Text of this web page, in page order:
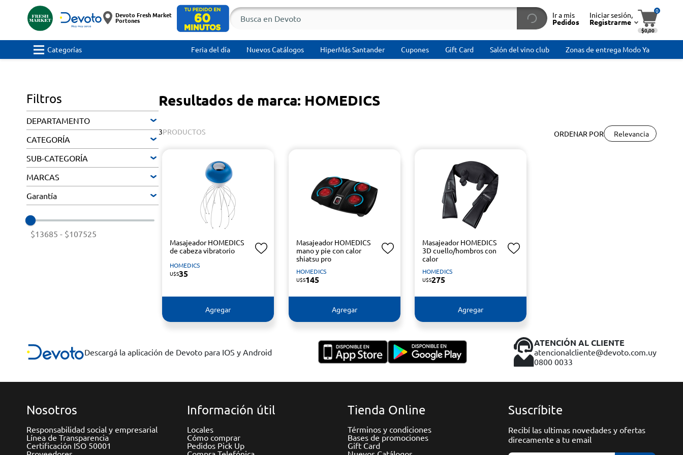
Devoto Fresh Market
Portones
Ir a mis
Pedidos
Iniciar sesión,
Registrarme
0
$0,00
Categorías Feria del día Nuevos Catálogos HiperMás Santander Cupones Gift Card Salón del vino club Zonas de entrega Modo Ya
Filtros
DEPARTAMENTO
CATEGORÍA
SUB-CATEGORÍA
MARCAS
Garantía
$13685 - $107525
Resultados de marca: HOMEDICS
ORDENAR POR Relevancia
3PRODUCTOS
Masajeador HOMEDICS
de cabeza vibratorio
HOMEDICS
U$S35
Agregar
Masajeador HOMEDICS
mano y pie con calor
shiatsu pro
HOMEDICS
U$S145
Agregar
Masajeador HOMEDICS
3D cuello/hombros con
calor
HOMEDICS
U$S275
Agregar
Descargá la aplicación de Devoto para IOS y Android
ATENCIÓN AL CLIENTE
atencionalcliente@devoto.com.uy
0800 0033
Nosotros
Responsabilidad social y empresarial
Línea de Transparencia
Certificación ISO 50001
Información útil
Locales
Cómo comprar
Pedidos Pick Up
Tienda Online
Términos y condiciones
Bases de promociones
Gift Card
Suscríbite
Recibí las ultimas novedades y ofertas
direcamente a tu email